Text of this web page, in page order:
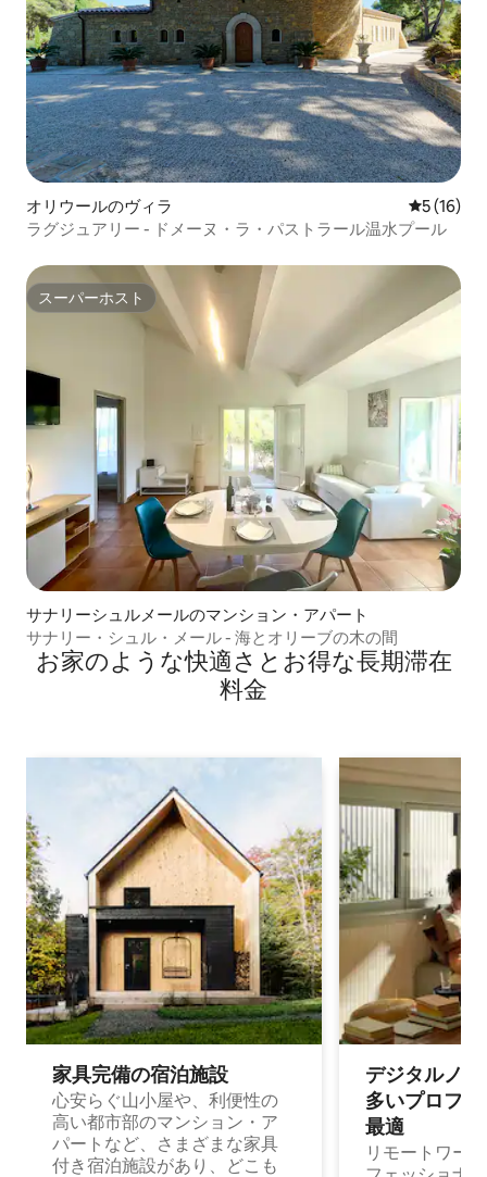
オリウールのヴィラ レビュー
5 (16)
ラグジュアリー - ドメーヌ・ラ・パストラール温水プール
スーパーホスト
スーパーホスト
サナリーシュルメールのマンション・アパート
サナリー・シュル・メール - 海とオリーブの木の間
お家のような快⁠適⁠さ⁠とお⁠得⁠な長⁠期⁠滞⁠在
料⁠金
家具完備の宿⁠泊⁠施⁠設
心安らぐ山小屋や、利便性の
高い都市部のマンション・ア
パートなど、さまざまな家具
付き宿泊施設があり、どこも
デジタルノ
多⁠いプ⁠ロ⁠フ⁠
最⁠適
リモートワー